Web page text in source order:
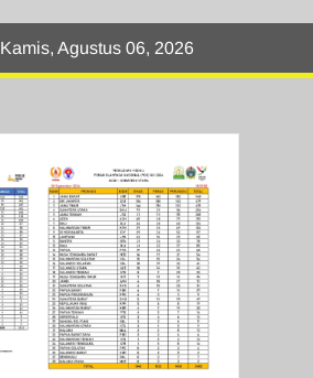
Kamis, Agustus 06, 2026